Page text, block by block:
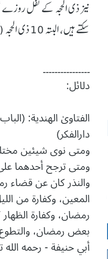
نیز ذی الحجہ کے نفل روزے
سکتے ہیں، البتہ 10 ذی الحجہ (یعنی عیدالاضحی) کے دن روزہ رکھنا شرعاً ناجائز ہے۔
۔۔۔۔۔۔۔۔۔۔۔۔۔۔۔۔
دلائل:
دارالفکر)
ومتى نوى شيئين
ومتى ترجح أحدهما
والنذر كان عن قضاء
المعين، وكفارة من
رمضان، وكفارة
بعض رمضان،
أبي حنيفة - رحمه